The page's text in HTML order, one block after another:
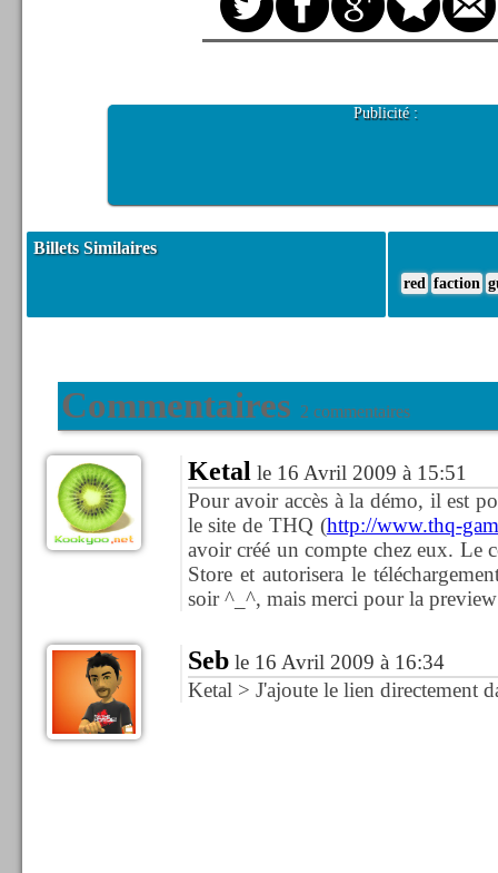
Publicité :
Billets Similaires
red faction
Commentaires 2 commentaires
Ketal le 16 Avril 2009 à 15:51
Pour avoir accès à la démo, il est
le site de THQ (http://www.thq-
avoir créé un compte chez eux. Le
Store et autorisera le
soir ^_^, mais merci pour la
Seble 16 Avril 2009 à 16:34
Ketal > J'ajoute le lien directement